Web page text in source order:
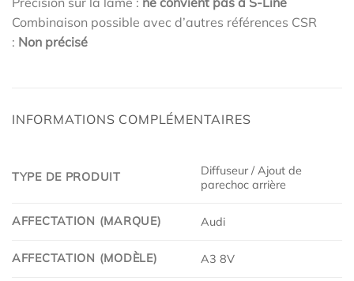
Combinaison possible avec d’autres références CSR
: Non précisé
INFORMATIONS COMPLÉMENTAIRES
TYPE DE PRODUIT
Diffuseur / Ajout de
parechoc arrière
AFFECTATION (MARQUE) Audi
AFFECTATION (MODÈLE) A3 8V